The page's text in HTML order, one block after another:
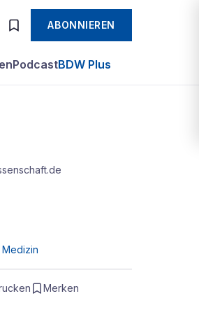
ABONNIEREN
PodcastBDW Plus
Merken